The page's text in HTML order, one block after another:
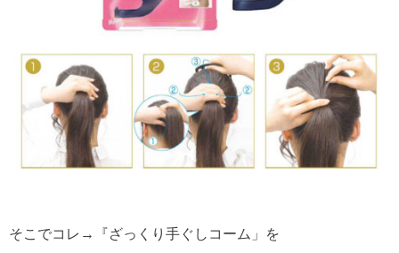
そこでコレ→『ざっくり手ぐしコーム」を